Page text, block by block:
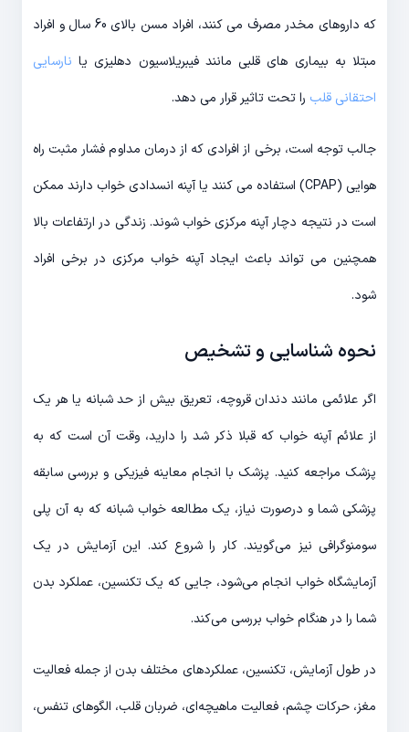
که داروهای مخدر مصرف می کنند، افراد مسن بالای 60 سال و افراد
مبتلا به بیماری های قلبی مانند فیبریلاسیون دهلیزی یا نارسایی
احتقانی قلب را تحت تاثیر قرار می دهد.
جالب توجه است، برخی از افرادی که از درمان مداوم فشار مثبت راه
هوایی (CPAP) استفاده می کنند یا آپنه انسدادی خواب دارند ممکن
است در نتیجه دچار آپنه مرکزی خواب شوند. زندگی در ارتفاعات بالا
همچنین می تواند باعث ایجاد آپنه خواب مرکزی در برخی افراد
شود.
نحوه شناسایی و تشخیص
اگر علائمی مانند دندان قروچه، تعریق بیش از حد شبانه یا هر یک
از علائم آپنه خواب که قبلا ذکر شد را دارید، وقت آن است که به
پزشک مراجعه کنید. پزشک با انجام معاینه فیزیکی و بررسی سابقه
پزشکی شما و درصورت نیاز، یک مطالعه خواب شبانه که به آن پلی
سومنوگرافی نیز می‌گویند. کار را شروع کند. این آزمایش در یک
آزمایشگاه خواب انجام می‌شود، جایی که یک تکنسین، عملکرد بدن
شما را در هنگام خواب بررسی می‌کند.
در طول آزمایش، تکنسین، عملکردهای مختلف بدن از جمله فعالیت
مغز، حرکات چشم، فعالیت ماهیچه‌ای، ضربان قلب، الگوهای تنفس،